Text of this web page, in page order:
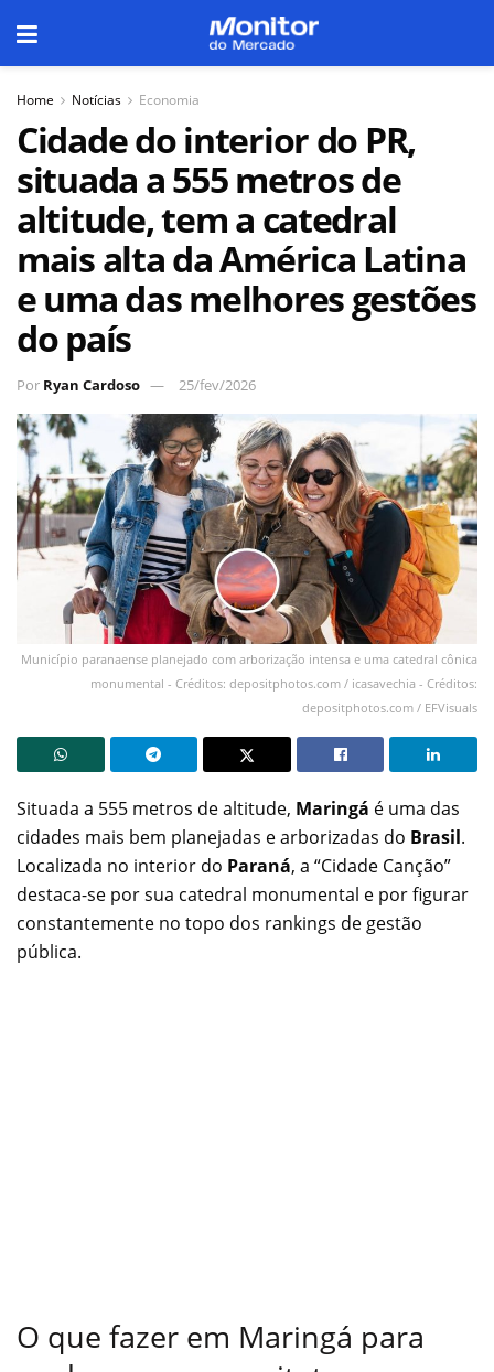
Home Notícias Economia
Cidade do interior do PR,
situada a 555 metros de
altitude, tem a catedral
mais alta da América Latina
e uma das melhores gestões
do país
Por Ryan Cardoso 25/fev/2026
Município paranaense planejado com arborização intensa e uma catedral cônica
monumental - Créditos: depositphotos.com / icasavechia - Créditos:
depositphotos.com / EFVisuals
Situada a 555 metros de altitude, Maringá é uma das
cidades mais bem planejadas e arborizadas do Brasil.
Localizada no interior do Paraná, a “Cidade Canção”
destaca-se por sua catedral monumental e por figurar
constantemente no topo dos rankings de gestão
pública.
O que fazer em Maringá para